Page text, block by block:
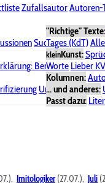
ZufallsautorAutoren-
"Richtige" Texte:
Tages (KdT)
kleinKunst:
Worte Lieber
Kolumnen:
... und anderes:
Passt dazu:
Suche im Forum
Benutzersymbole
Urheberrecht
Imitologiker(27.07.), Juli